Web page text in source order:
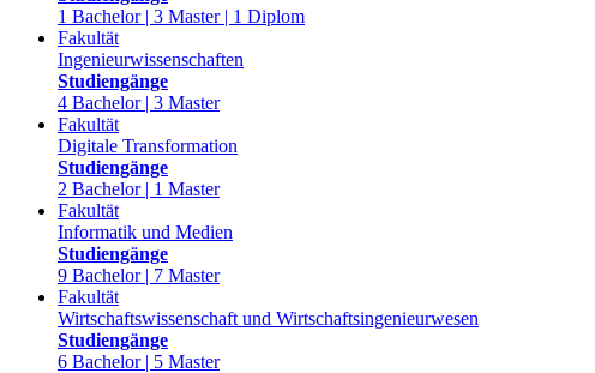
1 Bachelor | 3 Master | 1 Diplom
Fakultät
Ingenieurwissenschaften
Studiengänge
4 Bachelor | 3 Master
Fakultät
Digitale Transformation
Studiengänge
2 Bachelor | 1 Master
Fakultät
Informatik und Medien
Studiengänge
9 Bachelor | 7 Master
Fakultät
Wirtschaftswissenschaft und Wirtschaftsingenieurwesen
Studiengänge
6 Bachelor | 5 Master